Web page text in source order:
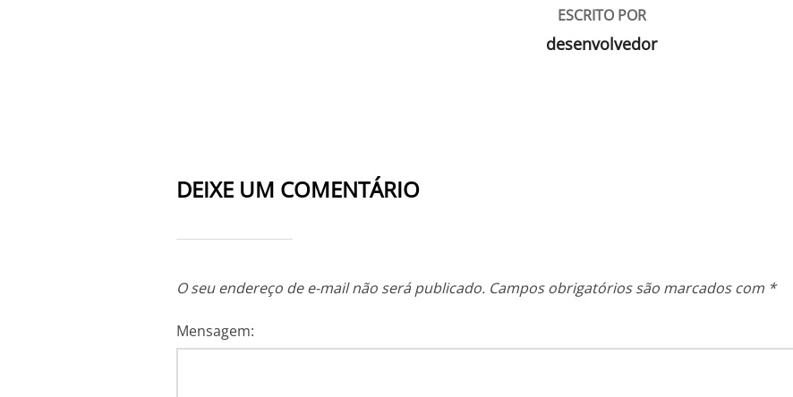
ESCRITO POR
desenvolvedor
DEIXE UM COMENTÁRIO
O seu endereço de e-mail não será publicado. Campos obrigatórios são marcados com *
Mensagem: